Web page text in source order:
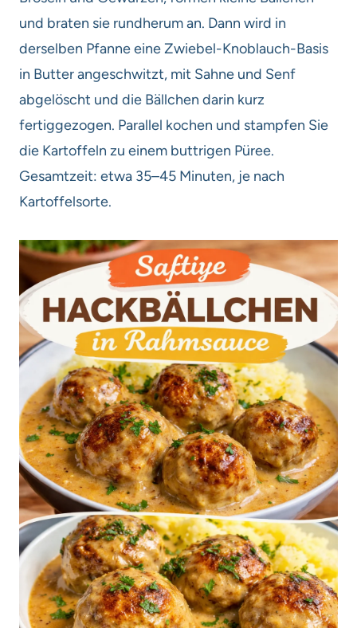
und braten sie rundherum an. Dann wird in
derselben Pfanne eine Zwiebel-Knoblauch-Basis
in Butter angeschwitzt, mit Sahne und Senf
abgelöscht und die Bällchen darin kurz
fertiggezogen. Parallel kochen und stampfen Sie
die Kartoffeln zu einem buttrigen Püree.
Gesamtzeit: etwa 35–45 Minuten, je nach
Kartoffelsorte.